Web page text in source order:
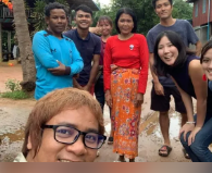
アート・写真
テクノロジー
映像・映画